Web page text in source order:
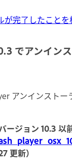
が完了したことを
でアンイン
アンインストー
ージョン 10.3 以
更新）